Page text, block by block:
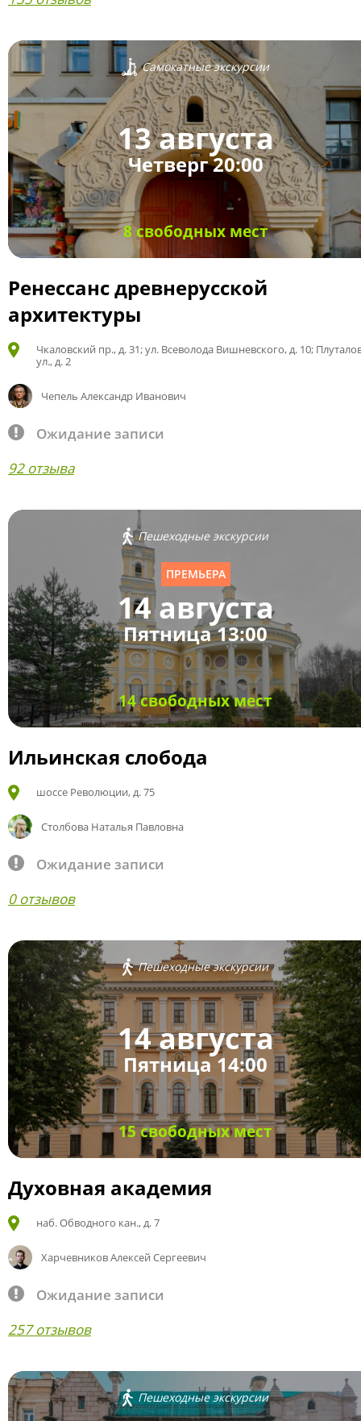
Самокатные экскурсии
13 августа
Четверг 20:00
8 свободных мест
Ренессанс древнерусской
архитектуры
Чкаловский пр., д. 31; ул. Всеволода Вишневского, д. 10;
ул., д. 2
Чепель Александр Иванович
Ожидание записи
92 отзыва
Пешеходные экскурсии
ПРЕМЬЕРА
14 августа
Пятница 13:00
14 свободных мест
Ильинская слобода
шоссе Революции, д. 75
Столбова Наталья Павловна
Ожидание записи
0 отзывов
Пешеходные экскурсии
14 августа
Пятница 14:00
15 свободных мест
Духовная академия
наб. Обводного кан., д. 7
Харчевников Алексей Сергеевич
Ожидание записи
257 отзывов
Пешеходные экскурсии